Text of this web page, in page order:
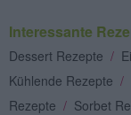
Interessante
Dessert Rezepte /
Kühlende Rezepte /
Rezepte / Sorbet